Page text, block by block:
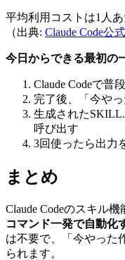
平均利用コストは1人あ
（出典: Claude Code公式
今日からできる最初の
Claude Codeで普
完了後、「今や
生成された
呼び出す
3回使ったら出力
まとめ
Claude Codeのスキル機
コマンド一発で自動化
は不要で、「今やった
られます。